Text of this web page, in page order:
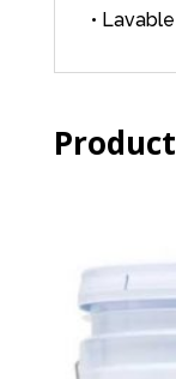
• Lavable